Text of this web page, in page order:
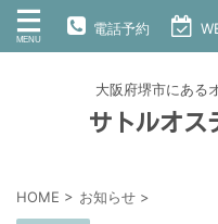
電話予約
大阪府堺市にある
サトルオス
HOME > お知らせ >